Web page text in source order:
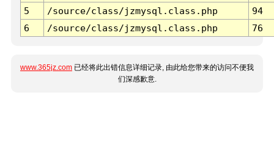
5
/source/class/jzmysql.class.php
94
6
/source/class/jzmysql.class.php 76
www.365jz.com 已经将此出错信息详细记录, 由此给您带来的访问不便我
们深感歉意.